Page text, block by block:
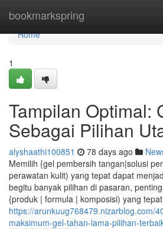
bookmarkspring
Home
Home
1
Tampilan Optimal:
Sebagai Pilihan
alyshaathi100851 78 days ago
Memilih {gel pembersih tangan|solusi
perawatan kulit) yang tepat dapat
begitu banyak pilihan di pasaran,
{produk | formula | komposisi) yang tepat
https://arunkuug768479.nizarblog.com/
maksimum-gel-tahan-lama-pilihan-